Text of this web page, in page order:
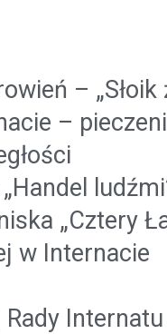
– „Słoik
–
„Cztery
w Internacie
Internatu